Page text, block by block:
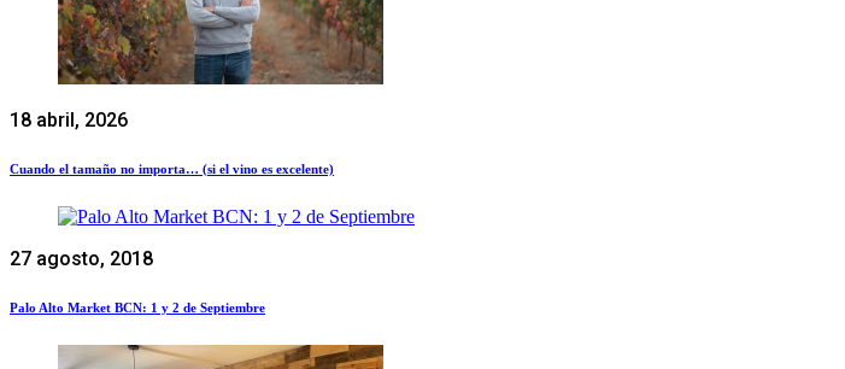
18 abril, 2026
Cuando el tamaño no importa… (si el vino es excelente)
27 agosto, 2018
Palo Alto Market BCN: 1 y 2 de Septiembre